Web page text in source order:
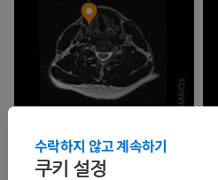
쿠키 설정
수락하지 않고 계속하기